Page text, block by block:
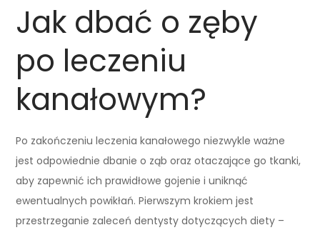
Jak dbać o zęby
po leczeniu
kanałowym?
Po zakończeniu leczenia kanałowego niezwykle ważne
jest odpowiednie dbanie o ząb oraz otaczające go tkanki,
aby zapewnić ich prawidłowe gojenie i uniknąć
ewentualnych powikłań. Pierwszym krokiem jest
przestrzeganie zaleceń dentysty dotyczących diety –